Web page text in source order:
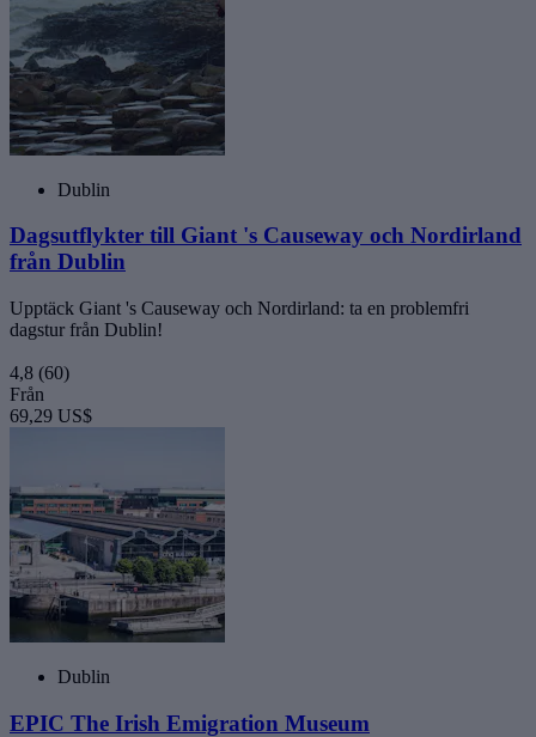
Dublin
Dagsutflykter till Giant 's Causeway och Nordirland
från Dublin
Upptäck Giant 's Causeway och Nordirland: ta en problemfri
dagstur från Dublin!
4,8 (60)
Från
69,29 US$
Dublin
EPIC The Irish Emigration Museum